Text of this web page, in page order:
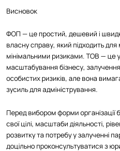
Висновок
ФОП — це простий, дешевий і
власну справу, який підходить для
мінімальними ризиками. ТОВ — це
масштабування бізнесу, залучення
особистих ризиків, але вона
зусиль для адміністрування.
Перед вибором форми організації
свої цілі, масштаби діяльності,
розвитку та потребу у залученні
доцільно проконсультуватися з